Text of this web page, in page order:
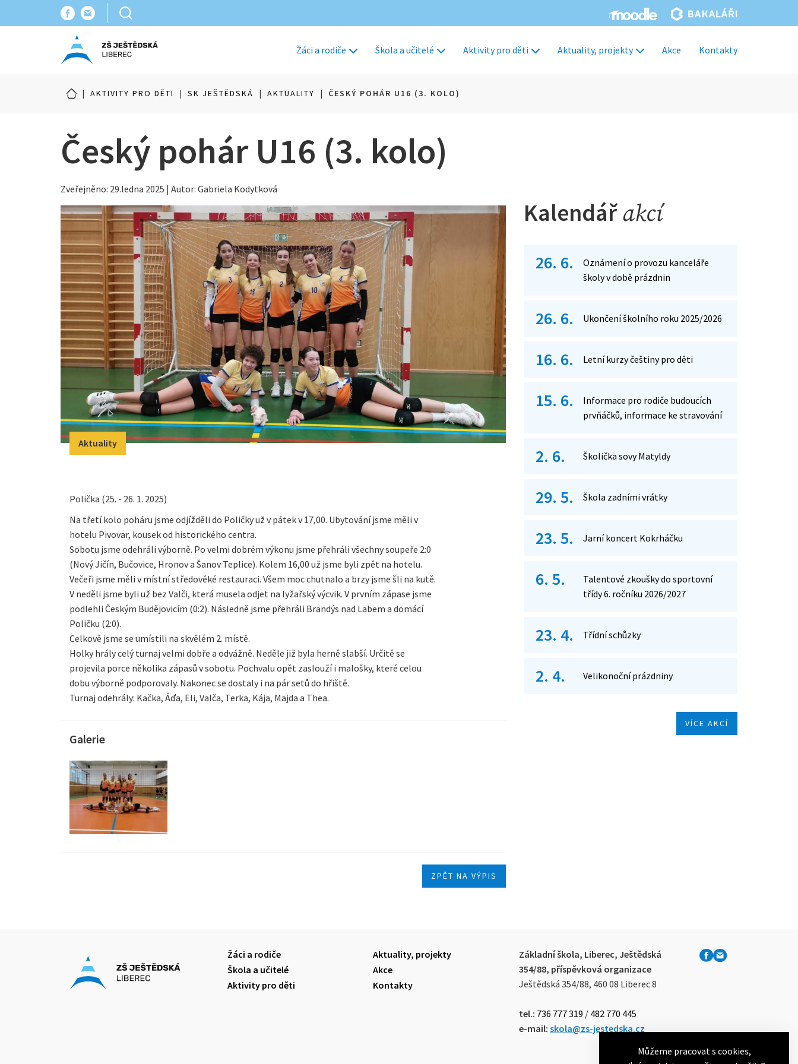
Žáci a rodiče Škola a učitelé Aktivity pro děti Aktuality, projekty Akce Kontakty
Můžeme pracovat s cookies,
| AKTIVITY PRO DĚTI | SK JEŠTĚDSKÁ | AKTUALITY | ČESKÝ POHÁR U16 (3. KOLO)
Český pohár U16 (3. kolo)
Zveřejněno: 29.ledna 2025 | Autor: Gabriela Kodytková
Aktuality
Polička (25. - 26. 1. 2025)
Na třetí kolo poháru jsme odjížděli do Poličky už v pátek v 17,00. Ubytování jsme měli v
hotelu Pivovar, kousek od historického centra.
Sobotu jsme odehráli výborně. Po velmi dobrém výkonu jsme přehráli všechny soupeře 2:0
(Nový Jičín, Bučovice, Hronov a Šanov Teplice). Kolem 16,00 už jsme byli zpět na hotelu.
Večeři jsme měli v místní středověké restauraci. Všem moc chutnalo a brzy jsme šli na kutě.
V neděli jsme byli už bez Valči, která musela odjet na lyžařský výcvik. V prvním zápase jsme
podlehli Českým Budějovicím (0:2). Následně jsme přehráli Brandýs nad Labem a domácí
Poličku (2:0).
Celkově jsme se umístili na skvělém 2. místě.
Holky hrály celý turnaj velmi dobře a odvážně. Neděle již byla herně slabší. Určitě se
projevila porce několika zápasů v sobotu. Pochvalu opět zaslouží i malošky, které celou
dobu výborně podporovaly. Nakonec se dostaly i na pár setů do hřiště.
Turnaj odehrály: Kačka, Áďa, Eli, Valča, Terka, Kája, Majda a Thea.
Galerie
ZPĚT NA VÝPIS
Kalendářakcí
26. 6.
Oznámení o provozu kanceláře
školy v době prázdnin
26. 6. Ukončení školního roku 2025/2026
16. 6. Letní kurzy češtiny pro děti
15. 6.
Informace pro rodiče budoucích
prvňáčků, informace ke stravování
2. 6. Školička sovy Matyldy
29. 5. Škola zadními vrátky
23. 5. Jarní koncert Kokrháčku
6. 5.
Talentové zkoušky do sportovní
třídy 6. ročníku 2026/2027
23. 4. Třídní schůzky
2. 4. Velikonoční prázdniny
VÍCE AKCÍ
Žáci a rodiče
Škola a učitelé
Aktivity pro děti
Aktuality, projekty
Akce
Kontakty
Základní škola, Liberec, Ještědská
354/88, příspěvková organizace
Ještědská 354/88, 460 08 Liberec 8
tel.: 736 777 319 / 482 770 445
e-mail: skola@zs-jestedska.cz